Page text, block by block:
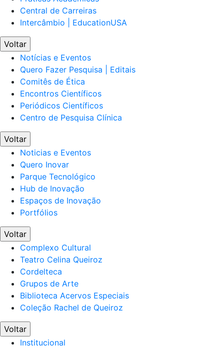
Central de Carreiras
Intercâmbio | EducationUSA
Voltar
Notícias e Eventos
Quero Fazer Pesquisa | Editais
Comitês de Ética
Encontros Científicos
Periódicos Científicos
Centro de Pesquisa Clínica
Voltar
Noticias e Eventos
Quero Inovar
Parque Tecnológico
Hub de Inovação
Espaços de Inovação
Portfólios
Voltar
Complexo Cultural
Teatro Celina Queiroz
Cordelteca
Grupos de Arte
Biblioteca Acervos Especiais
Coleção Rachel de Queiroz
Voltar
Institucional